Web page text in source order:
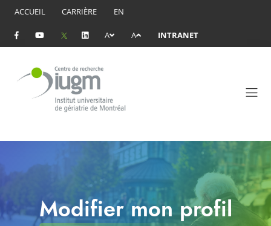
ACCUEIL CARRIÈRE EN
A A INTRANET
Modifier mon profil